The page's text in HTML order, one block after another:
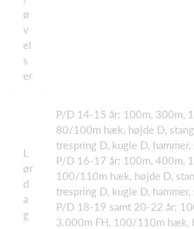
ø
v
el
s
er
L
ør
d
a
g
P/D 14-15 år: 100m, 300m,
80/100m hæk, højde D,
trespring D, kugle D,
P/D 16-17 år: 100m, 400m,
100/110m hæk, højde D,
trespring D, kugle D,
P/D 18-19 samt 20-22 år:
3.000m FH, 100/110m hæk,